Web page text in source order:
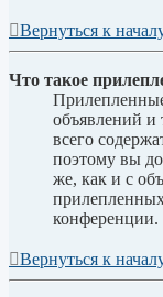
Вернуться к
Что такое
объявлений и
всего
поэтому вы
же, как и с
конференции.
Вернуться к